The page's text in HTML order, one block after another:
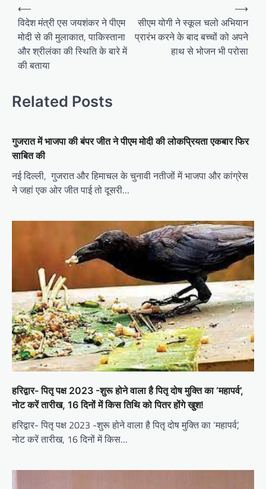
o
a
g
a
t
o
⟵
विदेश मंत्री एस जयशंकर ने पीएम
मोदी से की मुलाकात, पाकिस्ताना
और श्रीलंका की स्थिति के बारे में
की बताया
सीएम योगी ने स्कूल चलो अभियान
प्रारंभ करने के बाद बच्चों को अपने
हाथ से भोजन भी परोसा
⟶
Related Posts
गुजरात में भाजपा की बंपर जीत ने पीएम मोदी की लोकप्रियता एकबार फिर
साबित की
नई दिल्ली, गुजरात और हिमाचल के चुनावी नतीजों में भाजपा और कांग्रेस
ने जहां एक ओर जीत पाई तो दूसरी…
हरिद्वार- पितृ पक्ष 2023 -शुरू होने वाला है पितृ दोष मुक्ति का ‘महापर्व’,
नोट करें तारीख, 16 दिनों में किस तिथि को पितर होंगे खुश!
हरिद्वार- पितृ पक्ष 2023 -शुरू होने वाला है पितृ दोष मुक्ति का ‘महापर्व’,
नोट करें तारीख, 16 दिनों में किस…